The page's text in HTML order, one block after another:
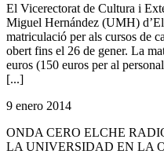
El Vicerectorat de Cultura i
Miguel Hernández (UMH)
matriculació per als cursos de
obert fins el 26 de gener. La
euros (150 euros per al
[...]
9 enero 2014
ONDA CERO ELCHE
LA UNIVERSIDAD EN LA